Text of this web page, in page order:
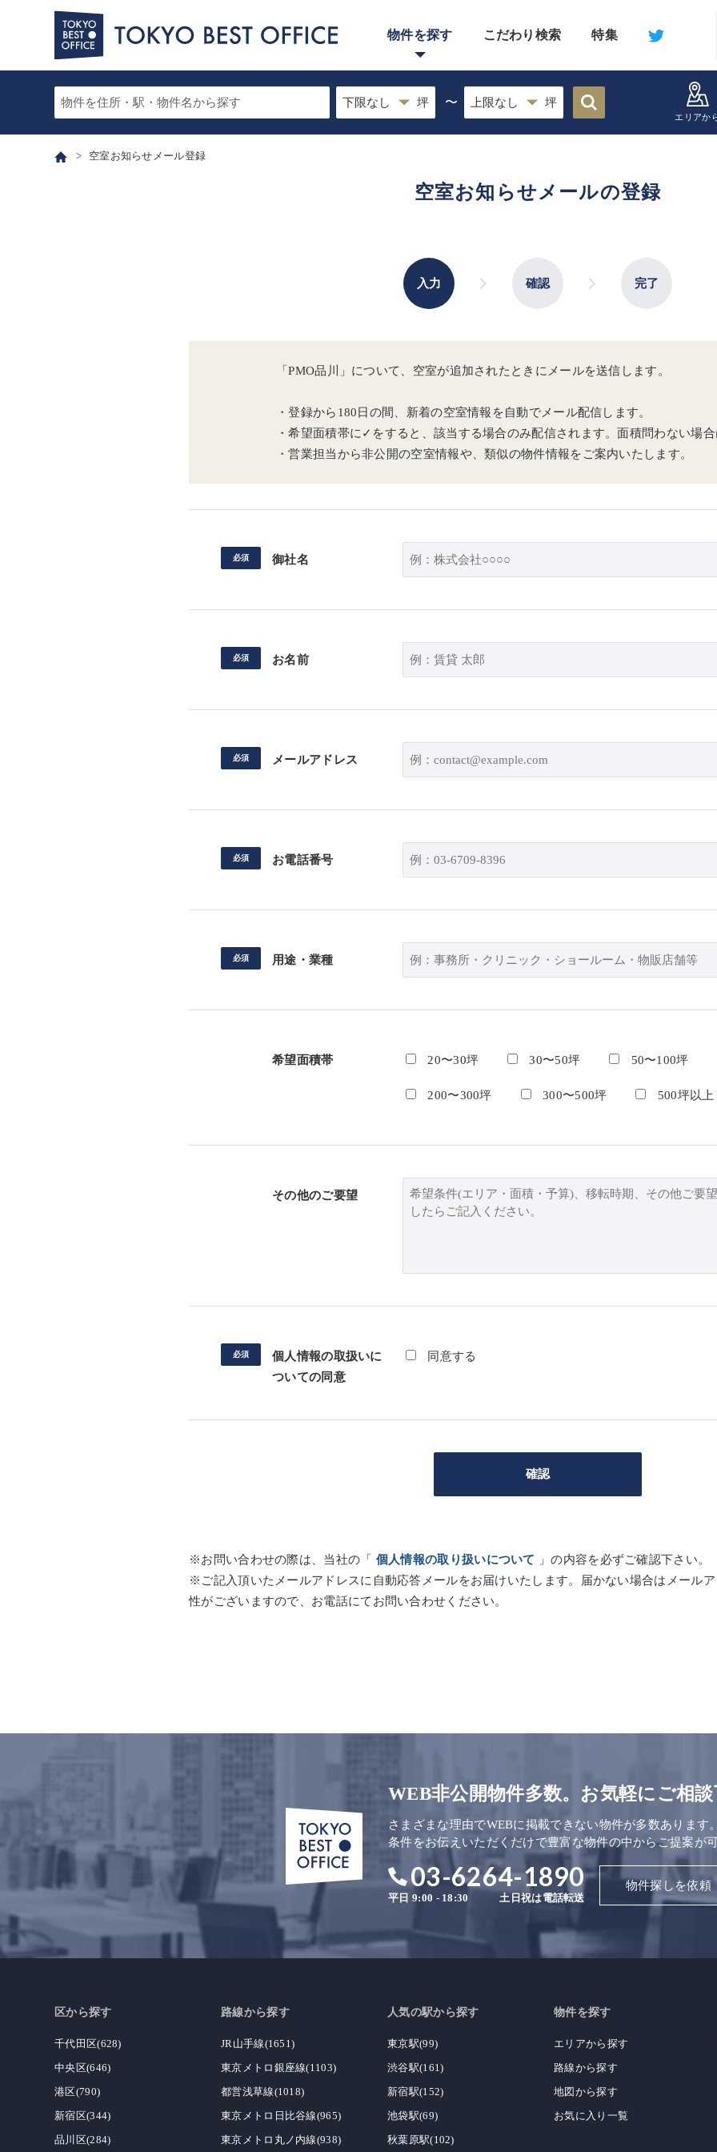
物件を探す こだわり検索 特集
エリアか
〜
空室お知らせメール登録
空室お知らせメールの登録
入力 確認 完了
「PMO品川」について、空室が追加されたときにメールを送信します。
・登録から180日の間、新着の空室情報を自動でメール配信します。
・希望面積帯に✓をすると、該当する場合のみ配信されます。面積問わない場
・営業担当から非公開の空室情報や、類似の物件情報をご案内いたします。
御社名
お名前
メールアドレス
お電話番号
用途・業種
希望面積帯 20〜30坪 30〜50坪 50〜100坪
200〜300坪 300〜500坪 500坪以上
その他のご要望
個人情報の取扱いに
ついての同意
同意する
※お問い合わせの際は、当社の「 個人情報の取り扱いについて
」の内容を必ずご確認下さい。
※ご記入頂いたメールアドレスに自動応答メールをお届けいたします。届かない場合はメール
性がございますので、お電話にてお問い合わせください。
WEB非公開物件多数。お気軽にご相談
さまざまな理由でWEBに掲載できない物件が多数あります。
条件をお伝えいただくだけで豊富な物件の中からご提案が可
03-6264-1890
平日 9:00 - 18:30 土日祝は電話転送
物件探しを依頼
区から探す
千代田区(628)
中央区(646)
港区(790)
新宿区(344)
品川区(284)
路線から探す
JR山手線(1651)
東京メトロ銀座線(1103)
都営浅草線(1018)
東京メトロ日比谷線(965)
東京メトロ丸ノ内線(938)
人気の駅から探す
東京駅(99)
渋谷駅(161)
新宿駅(152)
池袋駅(69)
秋葉原駅(102)
物件を探す
エリアから探す
路線から探す
地図から探す
お気に入り一覧